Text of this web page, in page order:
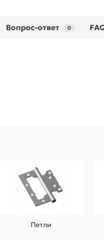
Вопрос-ответ 0
Петли